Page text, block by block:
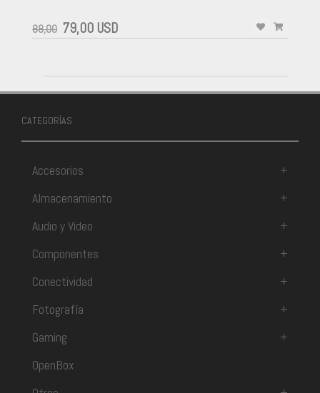
88,00 79,00 USD
CATEGORÍAS
Accesorios
+
Almacenamiento
+
Audio y Video
+
Componentes
+
Conectividad
+
Fotografía
+
Gaming
+
OpenBox